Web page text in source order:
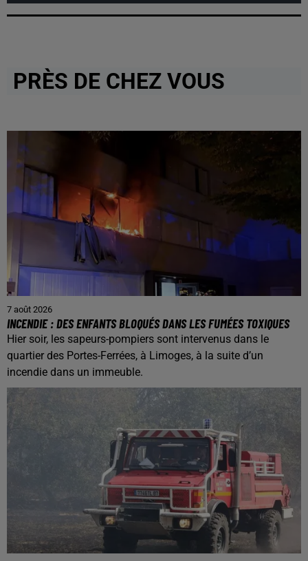
PRÈS DE CHEZ VOUS
7 août 2026
INCENDIE : DES ENFANTS BLOQUÉS DANS LES FUMÉES TOXIQUES
Hier soir, les sapeurs-pompiers sont intervenus dans le
quartier des Portes-Ferrées, à Limoges, à la suite d’un
incendie dans un immeuble.